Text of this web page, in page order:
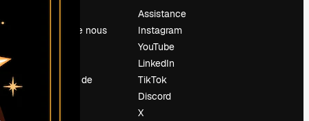
À propos de nous
Tendances de
Assistance
Instagram
YouTube
LinkedIn
TikTok
Discord
X